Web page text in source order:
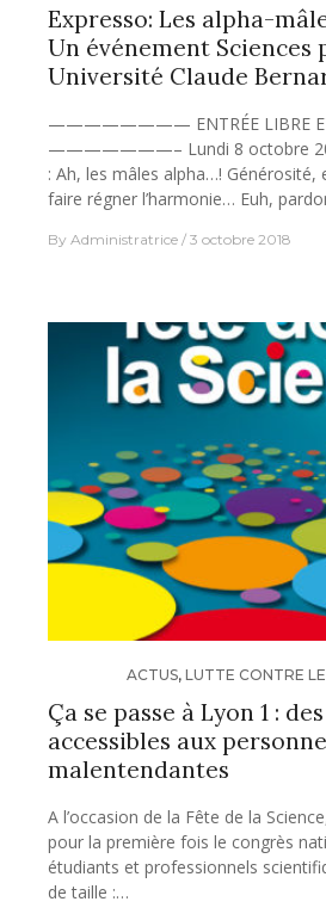
Expresso: Les alpha-
Un événement Sciences
Université Claude
———————— ENTRÉE LIBRE ET
———————– Lundi 8 octobre
: Ah, les mâles alpha…! Générosité,
faire régner l’harmonie… Euh,
By Administratrice 3 octobre 2018
ACTUS, LUTTE CONTRE
Ça se passe à Lyon 1 :
accessibles aux
malentendantes
A l’occasion de la Fête de la
pour la première fois le congrès
étudiants et professionnels
de taille :…